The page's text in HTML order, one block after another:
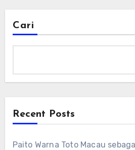
Cari
Recent Posts
Paito Warna Toto Macau